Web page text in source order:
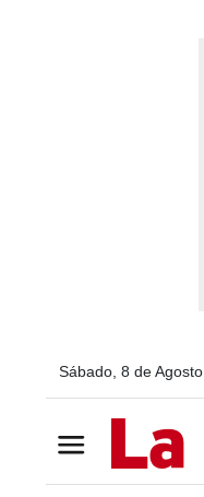
Sábado, 8 de Agosto